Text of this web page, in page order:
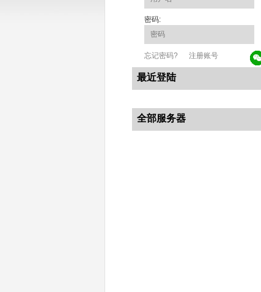
密码:
忘记密码? 注册账号
最近登陆
全部服务器